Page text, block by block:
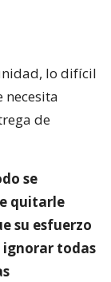
lo difícil
necesita
de
se
quitarle
su esfuerzo
ignorar todas